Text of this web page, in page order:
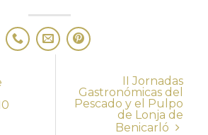
II Jornadas
Gastronómicas del
Pescado y el Pulpo
de Lonja de
Benicarló